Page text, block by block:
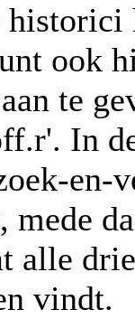
ook
te
In
en-
mede
alle
vindt.